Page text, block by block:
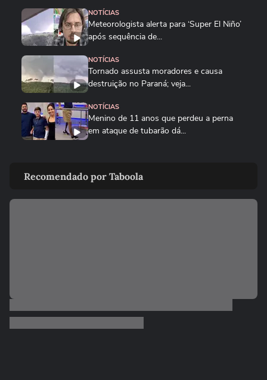
NOTÍCIAS
Meteorologista alerta para ‘Super El Niño’
após sequência de...
NOTÍCIAS
Tornado assusta moradores e causa
destruição no Paraná; veja...
NOTÍCIAS
Menino de 11 anos que perdeu a perna
em ataque de tubarão dá...
helicóptero no Rio era instrutor de...
CIDADES
Civil alerta para ressaca e...
Recomendado por Taboola